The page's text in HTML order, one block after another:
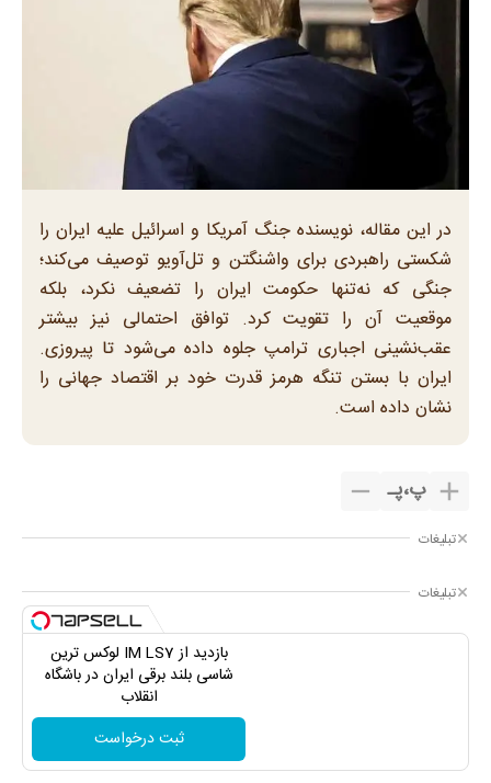
در این مقاله، نویسنده جنگ آمریکا و اسرائیل علیه ایران را
شکستی راهبردی برای واشنگتن و تل‌آویو توصیف می‌کند؛
جنگی که نه‌تنها حکومت ایران را تضعیف نکرد، بلکه
موقعیت آن را تقویت کرد. توافق احتمالی نیز بیشتر
عقب‌نشینی اجباری ترامپ جلوه داده می‌شود تا پیروزی.
ایران با بستن تنگه هرمز قدرت خود بر اقتصاد جهانی را
نشان داده است.
پ،پـ
تبلیغات
تبلیغات
بازدید از IM LS7 لوکس ترین
شاسی بلند برقی ایران در باشگاه
انقلاب
ثبت درخواست